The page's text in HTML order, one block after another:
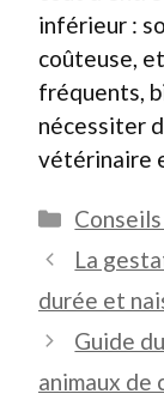
inférieur :
coûteuse,
fréquents,
nécessiter
vétérinaire
La
durée et
Guide
animaux de